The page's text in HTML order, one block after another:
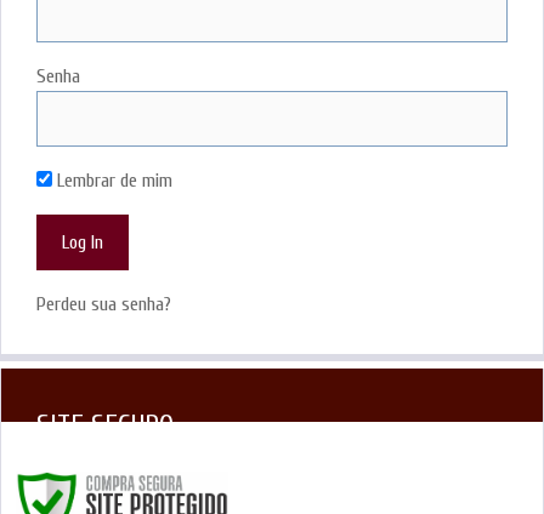
Senha
Lembrar de mim
Perdeu sua senha?
SITE SEGURO